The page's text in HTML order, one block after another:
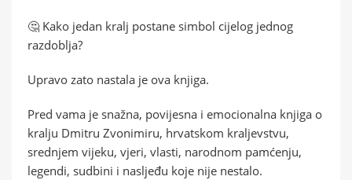
🤔 Kako jedan kralj postane simbol cijelog jednog
razdoblja?
Upravo zato nastala je ova knjiga.
Pred vama je snažna, povijesna i emocionalna knjiga o
kralju Dmitru Zvonimiru, hrvatskom kraljevstvu,
srednjem vijeku, vjeri, vlasti, narodnom pamćenju,
legendi, sudbini i nasljeđu koje nije nestalo.